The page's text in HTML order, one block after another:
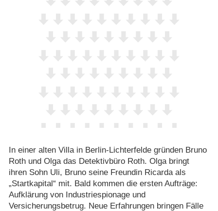
In einer alten Villa in Berlin-Lichterfelde gründen Bruno
Roth und Olga das Detektivbüro Roth. Olga bringt
ihren Sohn Uli, Bruno seine Freundin Ricarda als
„Startkapital“ mit. Bald kommen die ersten Aufträge:
Aufklärung von Industriespionage und
Versicherungsbetrug. Neue Erfahrungen bringen Fälle